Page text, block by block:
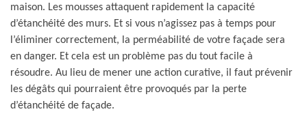
maison. Les mousses attaquent rapidement la capacité
d’étanchéité des murs. Et si vous n’agissez pas à temps pour
l’éliminer correctement, la perméabilité de votre façade sera
en danger. Et cela est un problème pas du tout facile à
résoudre. Au lieu de mener une action curative, il faut prévenir
les dégâts qui pourraient être provoqués par la perte
d’étanchéité de façade.